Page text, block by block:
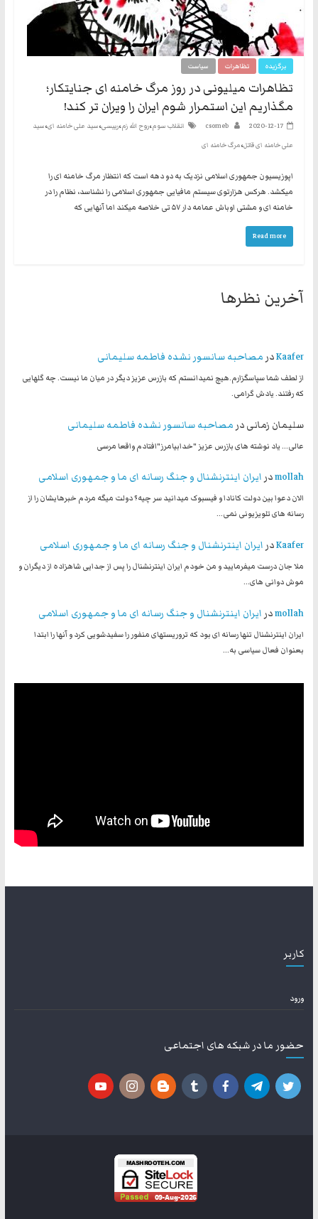
برگزیده تظاهرات سیاست
تظاهرات میلیونی در روز مرگ خامنه ای جنایتکار؛
مگذاریم این استمرار شوم ایران را ویران تر کند!
2020-12-17
csomeb انقلاب سوم،روح الله زم،رییسی،سید علی خامنه ای،سید
علی خامنه ای قاتل،مرگ خامنه ای
اپوزیسیون جمهوری اسلامی نزدیک به دو دهه است که انتظار مرگ خامنه ای را
میکشد. هرکس هزارتوی سیستم مافیایی جمهوری اسلامی را نشناسد، نظام را در
خامنه ای و مشتی اوباش عمامه دار ۵۷ تی خلاصه میکند اما آنهایی که
Read more
آخرین نظرها
Kaaferدر مصاحبه سانسور نشده فاطمه سلیمانی
از لطف شما سپاسگزارم.هیچ نمیدانستم که بازرس عزیز دیگر در میان ما نیست. چه گلهایی
که رفتند. یادش گرامی.
سلیمان زمانی در مصاحبه سانسور نشده فاطمه سلیمانی
عالی... یاد نوشته های بازرس عزیز "خدابیامرز"افتادم واقعا مرسی
mollahدر ایران اینترنشنال و جنگ رسانه ای ما و جمهوری اسلامی
الان دعوا بین دولت کانادا و فیسبوک میدانید سر چیه؟ دولت میگه مردم خبرهایشان را از
رسانه های تلویزیونی نمی…
Kaaferدر ایران اینترنشنال و جنگ رسانه ای ما و جمهوری اسلامی
ملا جان درست میفرمایید و من خودم ایران اینترنشنال را پس از جدایی شاهزاده از دیگران و
موش دوانی های…
mollahدر ایران اینترنشنال و جنگ رسانه ای ما و جمهوری اسلامی
ایران اینترنشنال تنها رسانه ای بود که تروریستهای منفور را سفیدشویی کرد و آنها را ابتدا
بعنوان فعال سیاسی به…
کاربر
ورود
حضور ما در شبکه های اجتماعی